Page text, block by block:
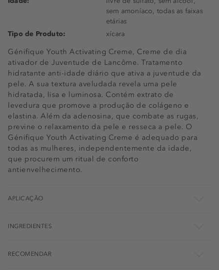
Génifique Youth Activating Creme, Creme de dia
ativador de Juventude de Lancôme. Tratamento
hidratante anti-idade diário que ativa a juventude da
pele. A sua textura aveludada revela uma pele
hidratada, lisa e luminosa. Contém extrato de
levedura que promove a produção de colágeno e
elastina. Além da adenosina, que combate as rugas,
previne o relaxamento da pele e resseca a pele. O
Génifique Youth Activating Creme é adequado para
todas as mulheres, independentemente da idade,
que procurem um ritual de conforto
antienvelhecimento.
sem amoníaco, todas as faixas
etárias
Tipo de Produto:
xícara
APLICAÇÃO
INGREDIENTES
RECOMENDAR